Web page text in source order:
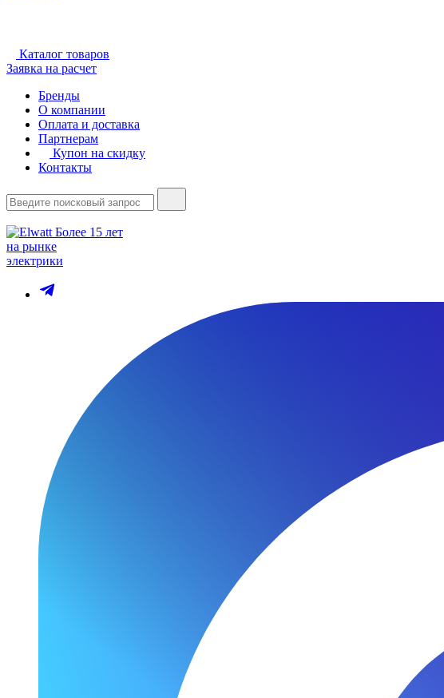
Каталог товаров
Заявка на расчет
Бренды
О компании
Оплата и доставка
Партнерам
Купон на скидку
Контакты
Более 15 лет
на рынке
электрики